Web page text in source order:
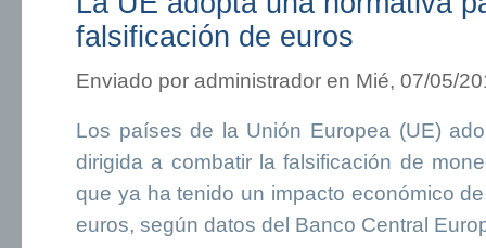
falsificación de euros
Enviado por administrador en Mié, 07/05/
Los países de la Unión Europea (UE)
dirigida a combatir la falsificación de
que ya ha tenido un impacto económico
euros, según datos del Banco Central